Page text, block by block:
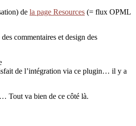
de la page Resources (= flux OPML
commentaires et design des
de l’intégration via ce plugin… il y a
Tout va bien de ce côté là.